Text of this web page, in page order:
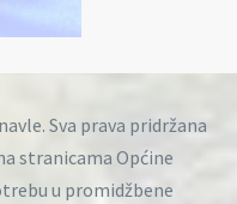
Sva prava pridržana
stranicama Općine
u promidžbene